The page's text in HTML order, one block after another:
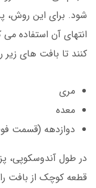
شود. برای این روش،
انتهای آن استفاده
کنند تا بافت های زیر
مری
معده
دوازدهه (قسمت
در طول آندوسکوپی،
قطعه کوچک از بافت